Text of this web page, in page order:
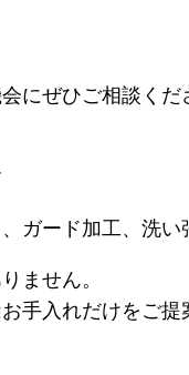
にぜひご相談くだ
ガード加工、洗
ません。
手入れだけをご提